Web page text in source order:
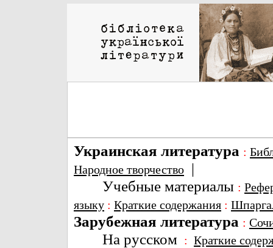
Украинская литература :
Народное творчество |
Учебные материалы :
языку : Краткие содержания :
Зарубежная литература :
На русском : Краткие